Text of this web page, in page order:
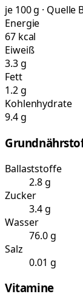
je 100 g · Quelle
Energie
67 kcal
Eiweiß
3.3 g
Fett
1.2 g
Kohlenhydrate
9.4 g
Ballaststoffe
2.8 g
Zucker
3.4 g
Wasser
76.0 g
Salz
0.01 g
Vitamine